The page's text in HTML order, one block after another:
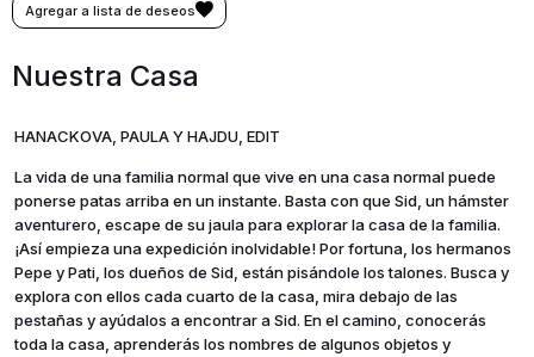
Nuestra Casa
HANACKOVA, PAULA Y HAJDU, EDIT
La vida de una familia normal que vive en una casa normal puede
ponerse patas arriba en un instante. Basta con que Sid, un hámster
aventurero, escape de su jaula para explorar la casa de la familia.
¡Así empieza una expedición inolvidable! Por fortuna, los hermanos
Pepe y Pati, los dueños de Sid, están pisándole los talones. Busca y
explora con ellos cada cuarto de la casa, mira debajo de las
pestañas y ayúdalos a encontrar a Sid. En el camino, conocerás
toda la casa, aprenderás los nombres de algunos objetos y